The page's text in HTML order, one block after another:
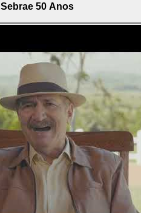
Sebrae 50 Anos